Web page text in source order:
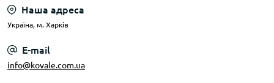
Наша адреса
Українa, м. Харків
E-mail
info@kovale.com.ua